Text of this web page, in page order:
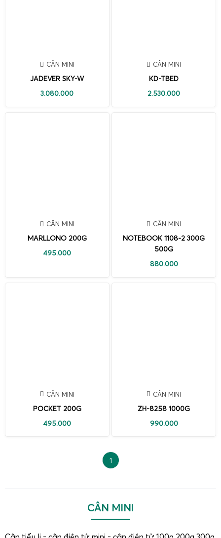
CÂN MINI
JADEVER SKY-W
3.080.000
CÂN MINI
KD-TBED
2.530.000
CÂN MINI
MARLLONO 200G
495.000
CÂN MINI
NOTEBOOK 1108-2 300G
500G
880.000
CÂN MINI
POCKET 200G
495.000
CÂN MINI
ZH-8258 1000G
990.000
1
CÂN MINI